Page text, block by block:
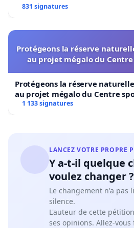
831 signatures
Protégeons la réserve
au projet mégalo du Centre
Protégeons la réserve
au projet mégalo du Centre
1 133 signatures
LANCEZ VOTRE PROPRE
Y a-t-il quelque
voulez changer ?
Le changement n'a pas
silence.
L'auteur de cette
ses opinions. Allez-vous